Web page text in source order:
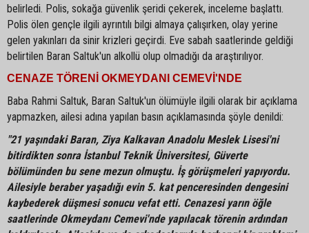
belirledi. Polis, sokağa güvenlik şeridi çekerek, inceleme başlattı.
Polis ölen gençle ilgili ayrıntılı bilgi almaya çalışırken, olay yerine
gelen yakınları da sinir krizleri geçirdi. Eve sabah saatlerinde geldiği
belirtilen Baran Saltuk'un alkollü olup olmadığı da araştırılıyor.
CENAZE TÖRENİ OKMEYDANI CEMEVİ'NDE
Baba Rahmi Saltuk, Baran Saltuk'un ölümüyle ilgili olarak bir açıklama
yapmazken, ailesi adına yapılan basın açıklamasında şöyle denildi:
"21 yaşındaki Baran, Ziya Kalkavan Anadolu Meslek Lisesi'ni
bitirdikten sonra İstanbul Teknik Üniversitesi, Güverte
bölümünden bu sene mezun olmuştu. İş görüşmeleri yapıyordu.
Ailesiyle beraber yaşadığı evin 5. kat penceresinden dengesini
kaybederek düşmesi sonucu vefat etti. Cenazesi yarın öğle
saatlerinde Okmeydanı Cemevi'nde yapılacak törenin ardından